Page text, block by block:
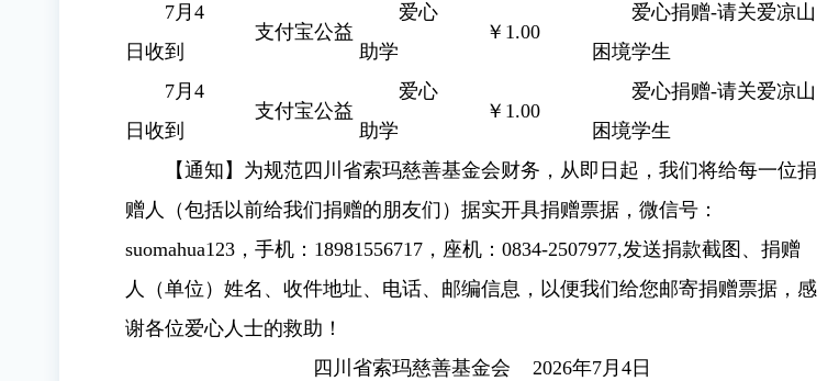
7月4
日收到
支付宝公益
爱心
助学
￥1.00
爱心捐赠-请关爱凉山
困境学生
7月4
日收到
支付宝公益
爱心
助学
￥1.00
爱心捐赠-请关爱凉山
困境学生
【通知】为规范四川省索玛慈善基金会财务，从即日起，我们将给每一位捐
赠人（包括以前给我们捐赠的朋友们）据实开具捐赠票据，微信号：
suomahua123，手机：18981556717，座机：0834-2507977,发送捐款截图、捐赠
人（单位）姓名、收件地址、电话、邮编信息，以便我们给您邮寄捐赠票据，感
谢各位爱心人士的救助！
四川省索玛慈善基金会 2026年7月4日